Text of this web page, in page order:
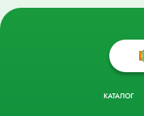
КАТАЛОГ